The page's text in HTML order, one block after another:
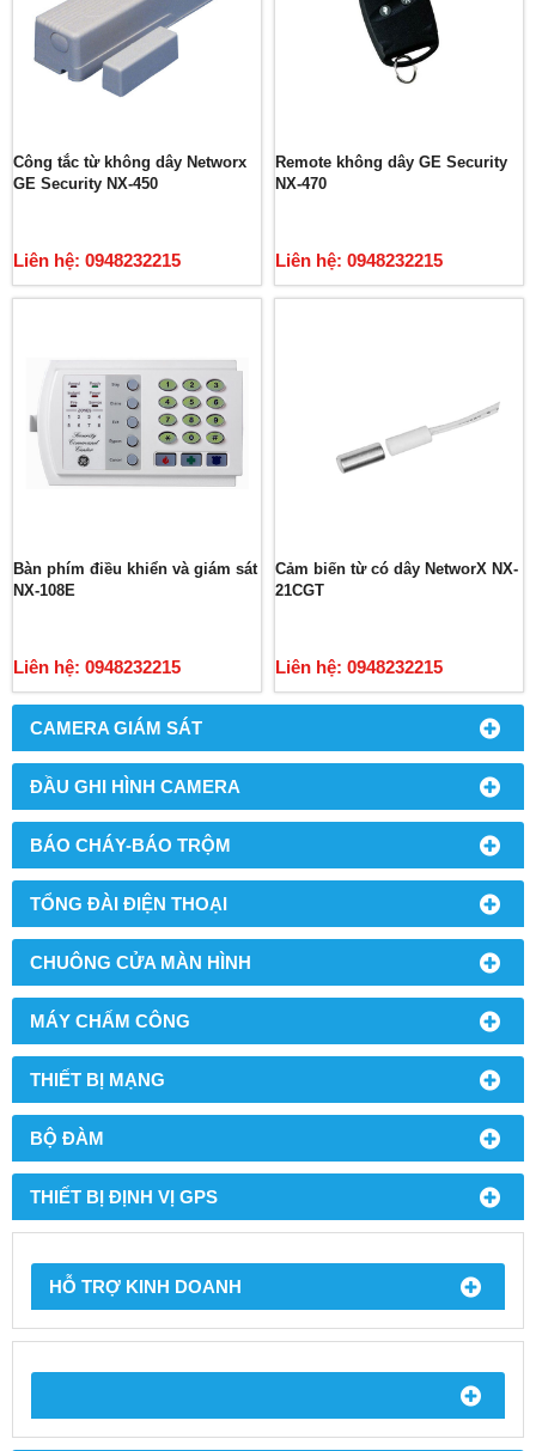
CAMERA GIÁM SÁT
ĐẦU GHI HÌNH CAMERA
BÁO CHÁY-BÁO TRỘM
TỔNG ĐÀI ĐIỆN THOẠI
CHUÔNG CỬA MÀN HÌNH
MÁY CHẤM CÔNG
THIẾT BỊ MẠNG
BỘ ĐÀM
THIẾT BỊ ĐỊNH VỊ GPS
HỖ TRỢ KINH DOANH
Công tắc từ không dây Networx
GE Security NX-450
Liên hệ: 0948232215
Remote không dây GE Security
NX-470
Liên hệ: 0948232215
Bàn phím điều khiển và giám sát
NX-108E
Liên hệ: 0948232215
Cảm biến từ có dây NetworX NX-
21CGT
Liên hệ: 0948232215